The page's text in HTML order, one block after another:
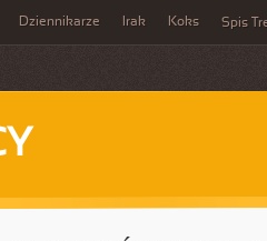
Dziennikarze Irak Koks Spis